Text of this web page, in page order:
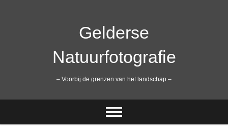
Gelderse
Natuurfotografie
– Voorbij de grenzen van het landschap –